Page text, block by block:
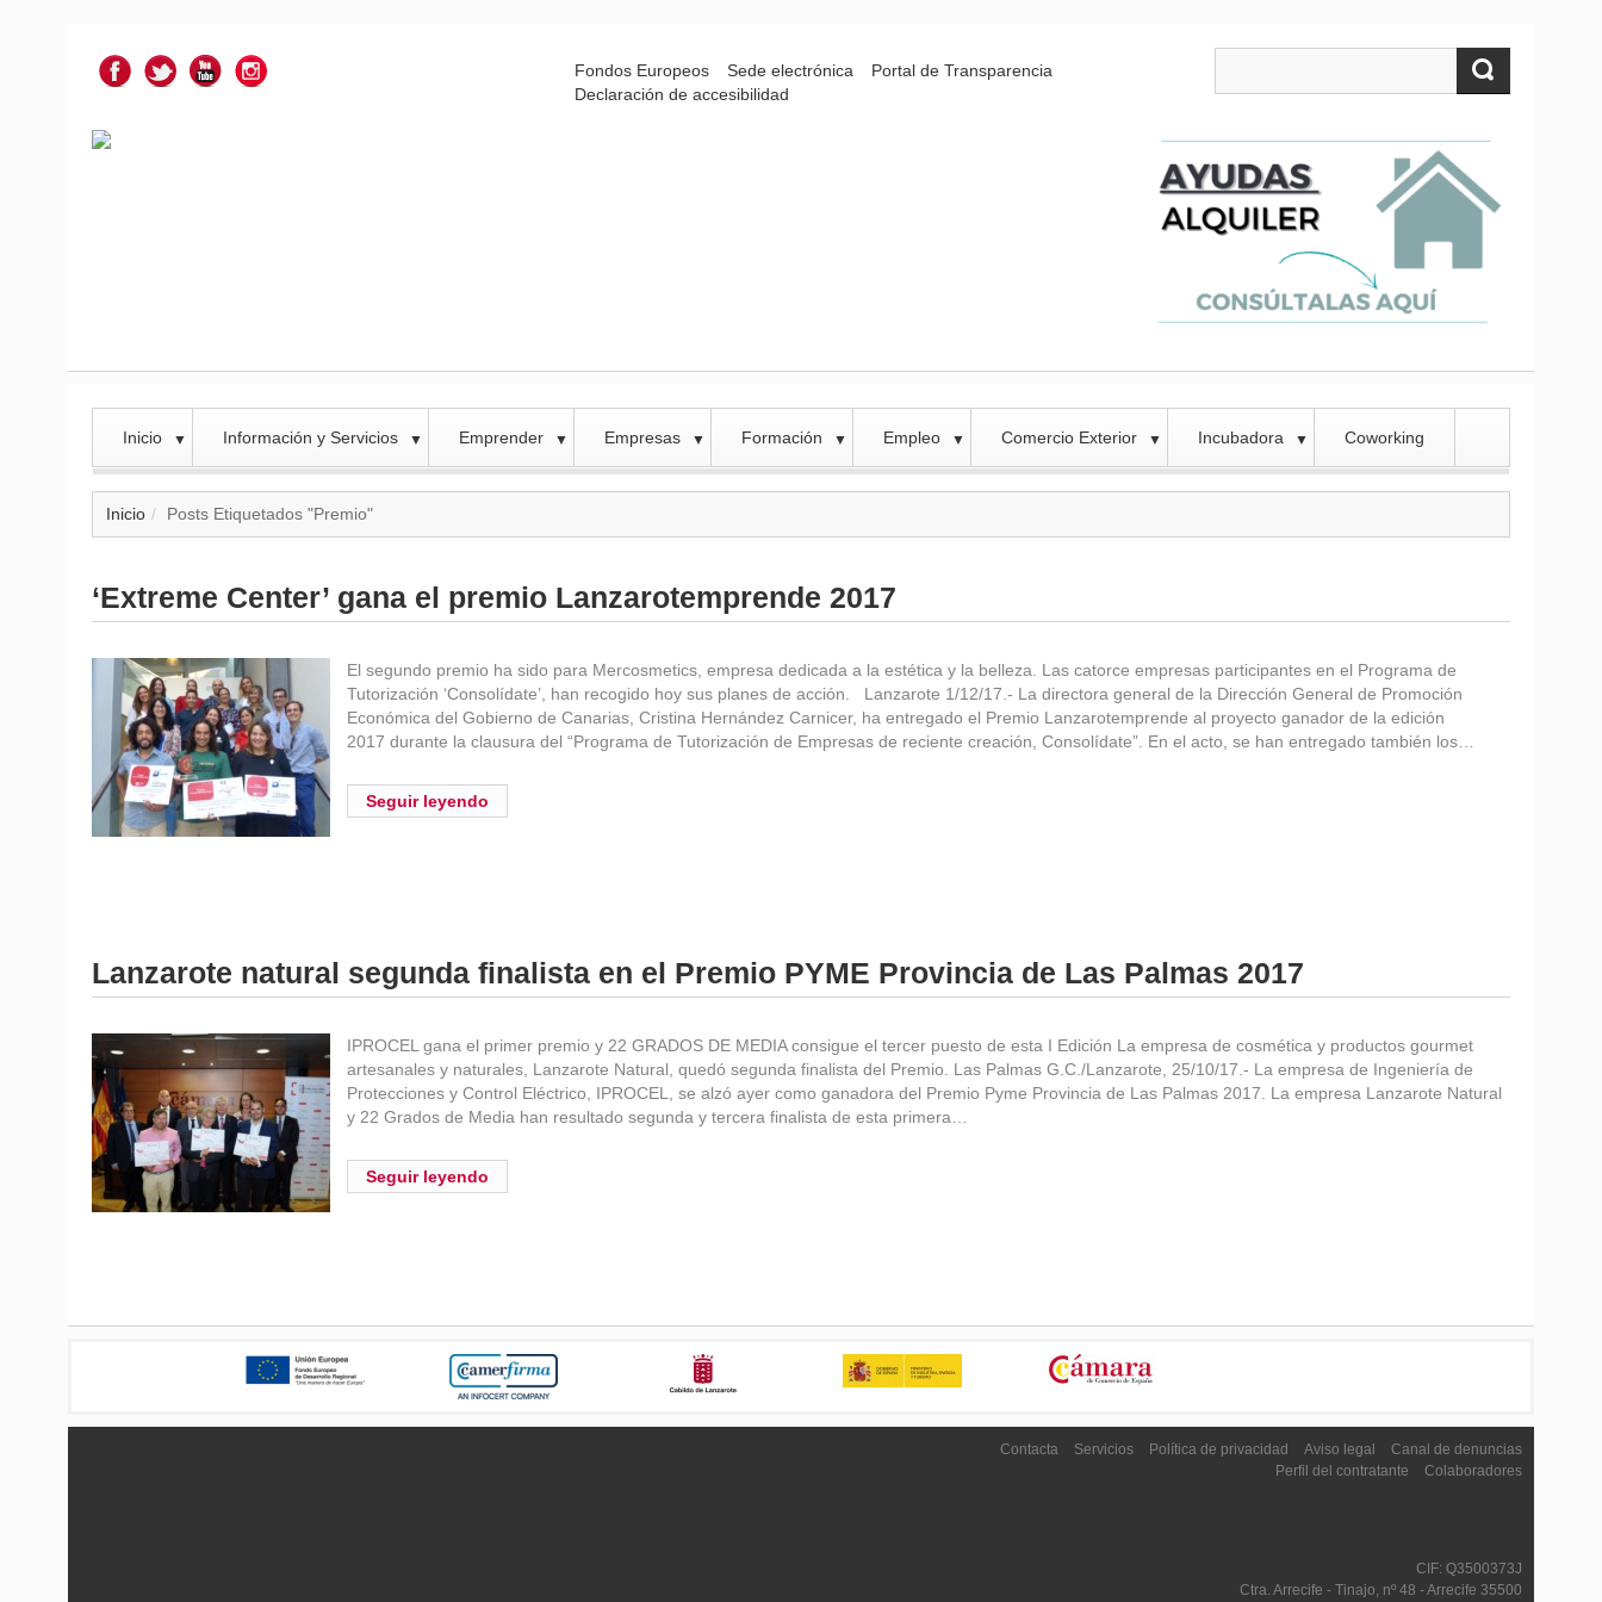
Fondos Europeos Sede electrónica
Portal de Transparencia
Declaración de accesibilidad
Inicio ▼ Información y Servicios ▼ Emprender ▼ Empresas ▼ Formación ▼ Empleo ▼ Comercio Exterior ▼ Incubadora ▼ Coworking
Inicio Posts Etiquetados "Premio"
‘Extreme Center’ gana el premio Lanzarotemprende 2017
El segundo premio ha sido para Mercosmetics, empresa dedicada a la estética y la belleza. Las catorce empresas participantes en el Programa de
Tutorización ‘Consolídate’, han recogido hoy sus planes de acción. Lanzarote 1/12/17.- La directora general de la Dirección General de Promoción
Económica del Gobierno de Canarias, Cristina Hernández Carnicer, ha entregado el Premio Lanzarotemprende al proyecto ganador de la edición
2017 durante la clausura del “Programa de Tutorización de Empresas de reciente creación, Consolídate”. En el acto, se han entregado también los…
Seguir leyendo
Lanzarote natural segunda finalista en el Premio PYME Provincia de Las Palmas 2017
IPROCEL gana el primer premio y 22 GRADOS DE MEDIA consigue el tercer puesto de esta I Edición La empresa de cosmética y productos gourmet
artesanales y naturales, Lanzarote Natural, quedó segunda finalista del Premio. Las Palmas G.C./Lanzarote, 25/10/17.- La empresa de Ingeniería de
Protecciones y Control Eléctrico, IPROCEL, se alzó ayer como ganadora del Premio Pyme Provincia de Las Palmas 2017. La empresa Lanzarote Natural
y 22 Grados de Media han resultado segunda y tercera finalista de esta primera…
Seguir leyendo
Contacta Servicios Política de privacidad Aviso legal
Canal de denuncias
Perfil del contratante
Colaboradores
CIF: Q3500373J
Ctra. Arrecife - Tinajo, nº 48 - Arrecife 35500